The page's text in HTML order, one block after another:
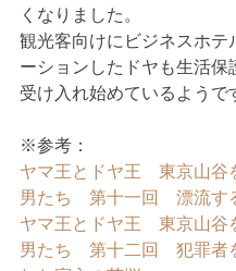
くなりました。
観光客向けにビジネスホテ
ーションしたドヤも生活保
受け入れ始めているようで
※参考：
ヤマ王とドヤ王　東京山谷
男たち　第十一回　漂流す
ヤマ王とドヤ王　東京山谷
男たち　第十二回　犯罪者